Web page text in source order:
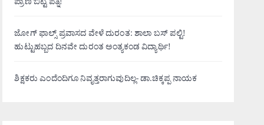
ಪ್ರಾಣ ಬಿಟ್ಟ ಪತ್ನಿ!
ಜೋಗ್ ಫಾಲ್ಸ್ ಪ್ರವಾಸದ ವೇಳೆ ದುರಂತ: ಶಾಲಾ ಬಸ್ ಪಲ್ಟಿ!
ಹುಟ್ಟುಹಬ್ಬದ ದಿನವೇ ದುರಂತ ಅಂತ್ಯಕಂಡ ವಿದ್ಯಾರ್ಥಿ!
ಶಿಕ್ಷಕರು ಎಂದೆಂದಿಗೂ ನಿವೃತ್ತರಾಗುವುದಿಲ್ಲ- ಡಾ.ಚಿಕ್ಕಪ್ಪ ನಾಯಕ